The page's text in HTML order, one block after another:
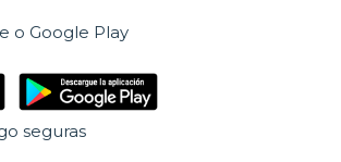
o Google Play
seguras